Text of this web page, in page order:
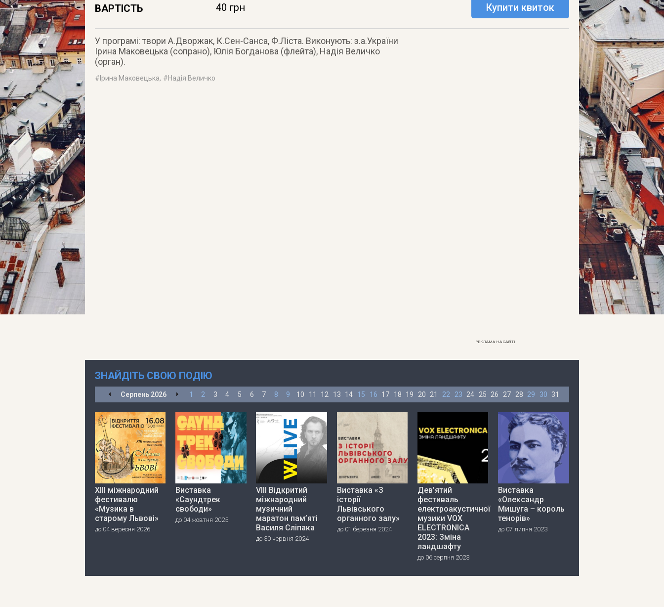
ВАРТІСТЬ 40 грн Купити квиток
У програмі: твори А.Дворжак, К.Сен-Санса, Ф.Ліста. Виконують: з.а.України
Ірина Маковецька (сопрано), Юлія Богданова (флейта), Надія Величко
(орган).
# Ірина Маковецька, #Надія Величко
РЕКЛАМА НА САЙТІ
ЗНАЙДІТЬ СВОЮ ПОДІЮ
Серпень 2026 1 2 3 4 5 6 7 8 9 10 11 12 13 14 15 16 17 18 19 20 21 22 23 24 25 26 27 28 29 30 31
ХІІІ міжнародний
фестивалю
«Музика в
старому Львові»
до 04 вересня 2026
Виставка
«Саундтрек
свободи»
до 04 жовтня 2025
VIII Відкритий
міжнародний
музичний
маратон пам’яті
Василя Сліпака
до 30 червня 2024
Виставка «З
історії
Львівського
органного залу»
до 01 березня 2024
Дев’ятий
фестиваль
електроакустичної
музики VOX
ELECTRONICA
2023: Зміна
ландшафту
до 06 серпня 2023
Виставка
«Олександр
Мишуга – король
тенорів»
до 07 липня 2023